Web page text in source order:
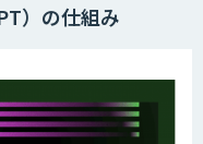
）の仕組み